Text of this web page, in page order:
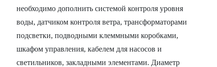
необходимо дополнить системой контроля уровня
воды, датчиком контроля ветра, трансформаторами
подсветки, подводными клеммными коробками,
шкафом управления, кабелем для насосов и
светильников, закладными элементами. Диаметр